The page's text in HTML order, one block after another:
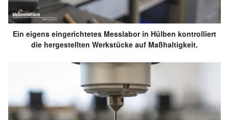
Ein eigens eingerichtetes Messlabor in Hülben kontrolliert
die hergestellten Werkstücke auf Maßhaltigkeit.